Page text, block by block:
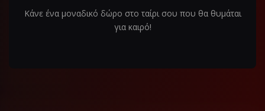
Κάνε ένα μοναδικό δώρο στο ταίρι σου που θα θυμάται
για καιρό!